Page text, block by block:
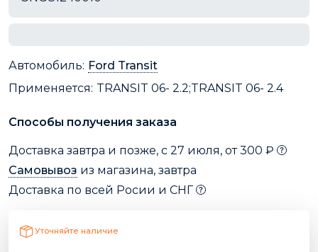
Автомобиль: Ford Transit
Применяется: TRANSIT 06- 2.2;TRANSIT 06- 2.4
Способы получения заказа
Доставка завтра и позже, с 27 июля, от 300 ₽
Самовывоз из магазина, завтра
Доставка по всей Росии и СНГ
Уточняйте наличие